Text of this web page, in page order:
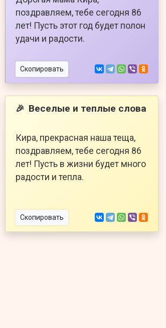
поздравляем, тебе сегодня 86
лет! Пусть этот год будет полон
удачи и радости.
Скопировать
🎉 Веселые и теплые слова
Кира, прекрасная наша теща,
поздравляем, тебе сегодня 86
лет! Пусть в жизни будет много
радости и тепла.
Скопировать